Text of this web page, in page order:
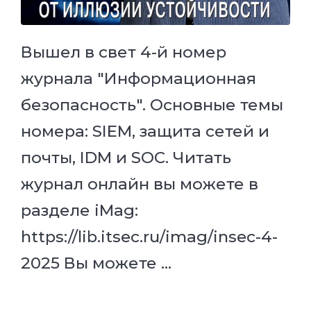
Вышел в свет 4-й номер
журнала "Информационная
безопасность". Основные темы
номера: SIEM, защита сетей и
почты, IDM и SOC. Читать
журнал онлайн вы можете в
разделе iMag:
https://lib.itsec.ru/imag/insec-4-
2025 Вы можете …